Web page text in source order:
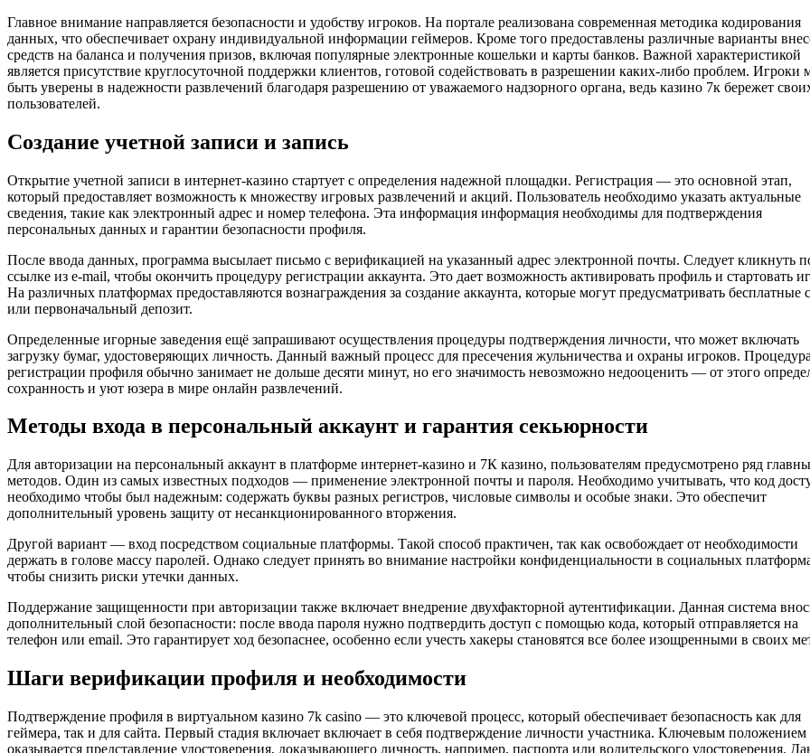
Главное внимание направляется безопасности и удобству игроков. На портале реализована современная методика кодирования
данных, что обеспечивает охрану индивидуальной информации геймеров. Кроме того предоставлены различные варианты
средств на баланса и получения призов, включая популярные электронные кошельки и карты банков. Важной характеристикой
является присутствие круглосуточной поддержки клиентов, готовой содействовать в разрешении каких-либо проблем. Игроки
быть уверены в надежности развлечений благодаря разрешению от уважаемого надзорного органа, ведь казино 7к бережет
пользователей.
Создание учетной записи и запись
Открытие учетной записи в интернет-казино стартует с определения надежной площадки. Регистрация — это основной этап,
который предоставляет возможность к множеству игровых развлечений и акций. Пользователь необходимо указать актуальные
сведения, такие как электронный адрес и номер телефона. Эта информация информация необходимы для подтверждения
персональных данных и гарантии безопасности профиля.
После ввода данных, программа высылает письмо с верификацией на указанный адрес электронной почты. Следует кликнуть
ссылке из e-mail, чтобы окончить процедуру регистрации аккаунта. Это дает возможность активировать профиль и стартовать
На различных платформах предоставляются вознаграждения за создание аккаунта, которые могут предусматривать бесплатные
или первоначальный депозит.
Определенные игорные заведения ещё запрашивают осуществления процедуры подтверждения личности, что может включать
загрузку бумаг, удостоверяющих личность. Данный важный процесс для пресечения жульничества и охраны игроков. Процедура
регистрации профиля обычно занимает не дольше десяти минут, но его значимость невозможно недооценить — от этого
сохранность и уют юзера в мире онлайн развлечений.
Методы входа в персональный аккаунт и гарантия секьюрности
Для авторизации на персональный аккаунт в платформе интернет-казино и 7К казино, пользователям предусмотрено ряд
методов. Один из самых известных подходов — применение электронной почты и пароля. Необходимо учитывать, что код
необходимо чтобы был надежным: содержать буквы разных регистров, числовые символы и особые знаки. Это обеспечит
дополнительный уровень защиту от несанкционированного вторжения.
Другой вариант — вход посредством социальные платформы. Такой способ практичен, так как освобождает от необходимости
держать в голове массу паролей. Однако следует принять во внимание настройки конфиденциальности в социальных
чтобы снизить риски утечки данных.
Поддержание защищенности при авторизации также включает внедрение двухфакторной аутентификации. Данная система
дополнительный слой безопасности: после ввода пароля нужно подтвердить доступ с помощью кода, который отправляется на
телефон или email. Это гарантирует ход безопаснее, особенно если учесть хакеры становятся все более изощренными в своих
Шаги верификации профиля и необходимости
Подтверждение профиля в виртуальном казино 7k casino — это ключевой процесс, который обеспечивает безопасность как для
геймера, так и для сайта. Первый стадия включает включает в себя подтверждение личности участника. Ключевым положением
оказывается представление удостоверения, доказывающего личность, например, паспорта или водительского удостоверения.